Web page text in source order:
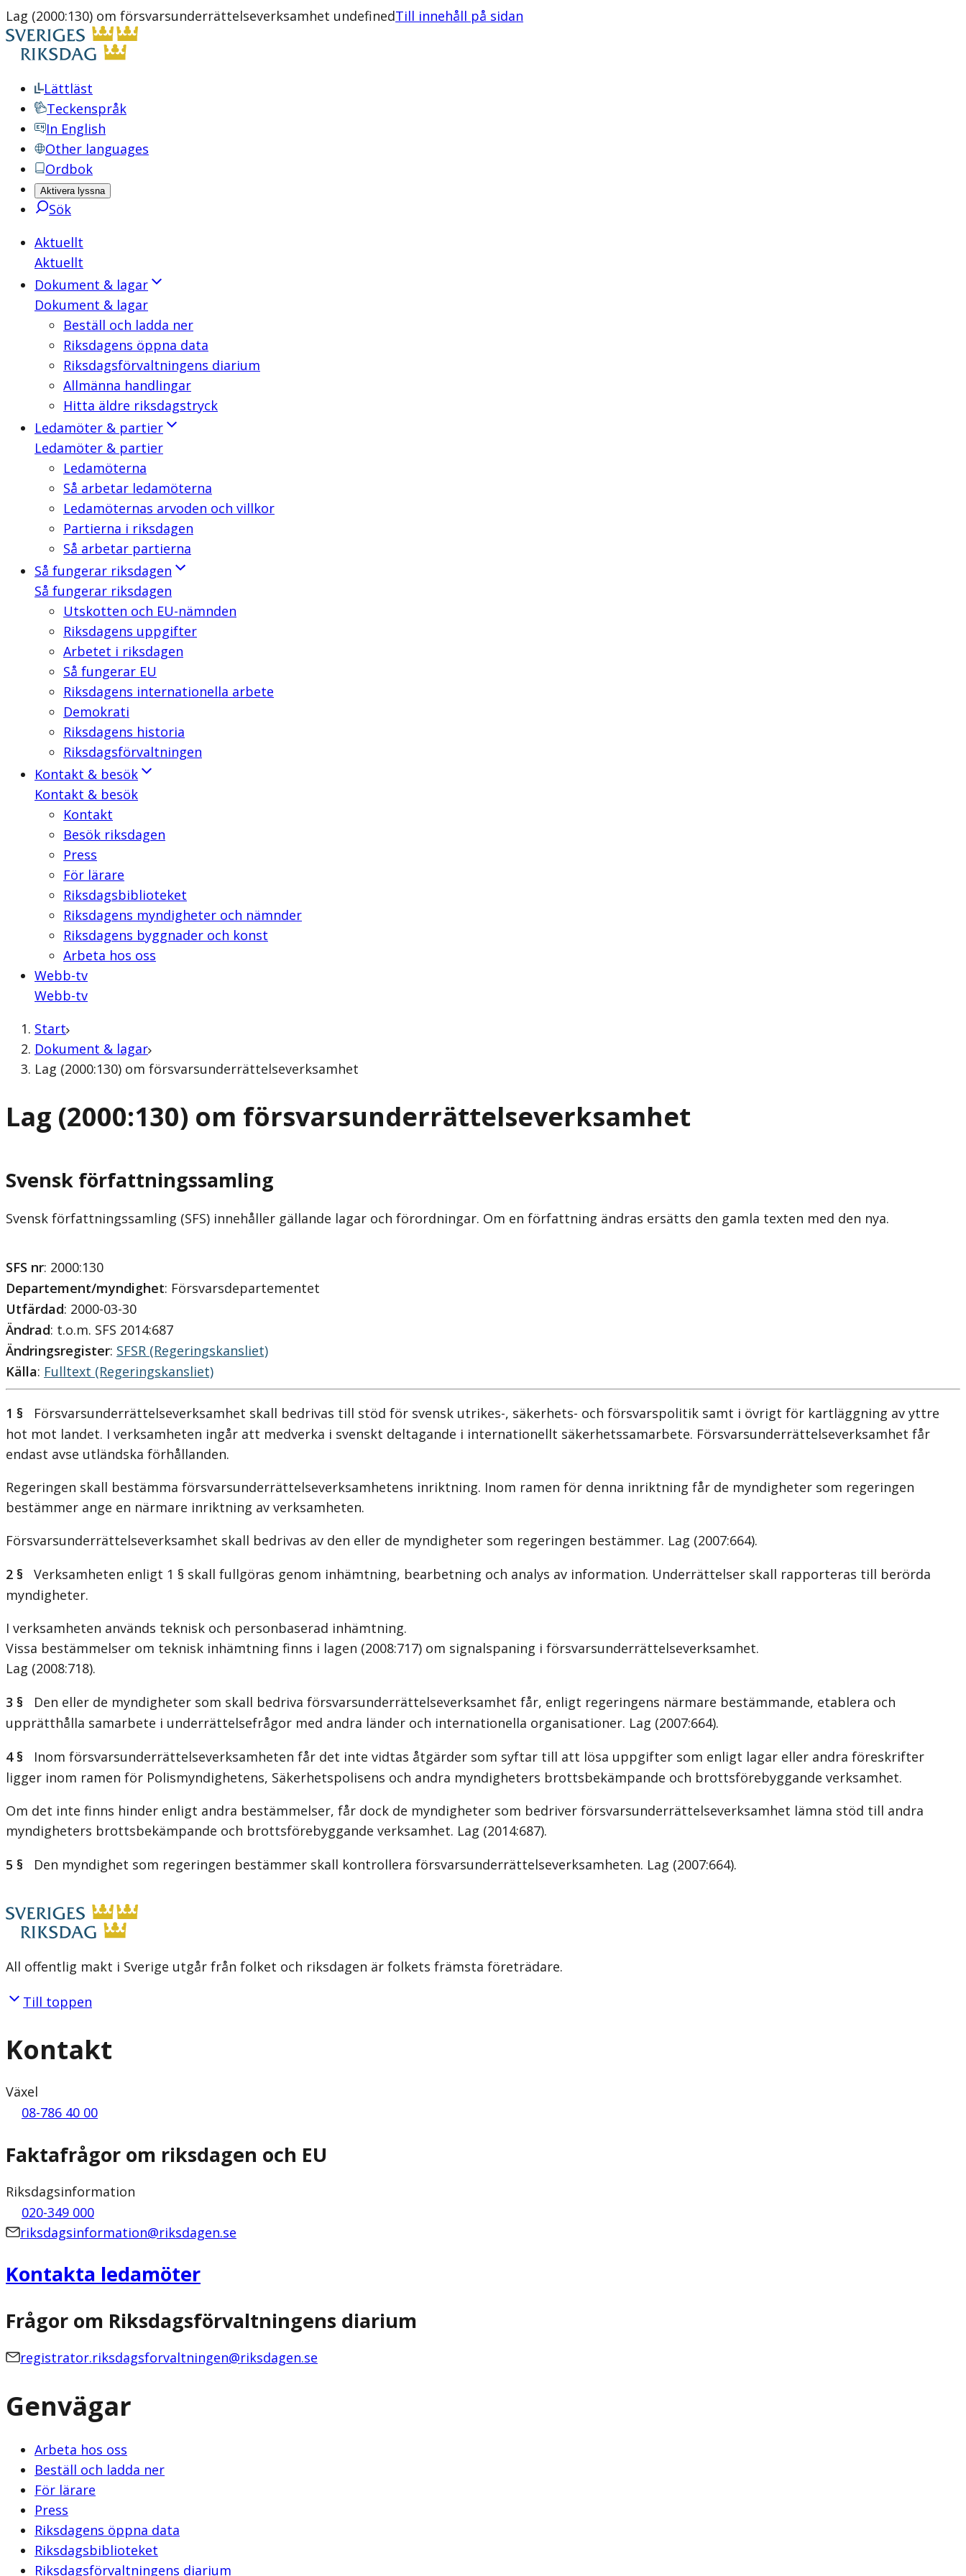
Lag (2000:130) om försvarsunderrättelseverksamhet undefinedTill innehåll på sidan
Lättläst
Teckenspråk
In English
Other languages
Ordbok
Aktivera lyssna
Sök
Aktuellt
Aktuellt
Dokument & lagar
Dokument & lagar
Beställ och ladda ner
Riksdagens öppna data
Riksdagsförvaltningens diarium
Allmänna handlingar
Hitta äldre riksdagstryck
Ledamöter & partier
Ledamöter & partier
Ledamöterna
Så arbetar ledamöterna
Ledamöternas arvoden och villkor
Partierna i riksdagen
Så arbetar partierna
Så fungerar riksdagen
Så fungerar riksdagen
Utskotten och EU-nämnden
Riksdagens uppgifter
Arbetet i riksdagen
Så fungerar EU
Riksdagens internationella arbete
Demokrati
Riksdagens historia
Riksdagsförvaltningen
Kontakt & besök
Kontakt & besök
Kontakt
Besök riksdagen
Press
För lärare
Riksdagsbiblioteket
Riksdagens myndigheter och nämnder
Riksdagens byggnader och konst
Arbeta hos oss
Webb-tv
Webb-tv
Start
Dokument & lagar
Lag (2000:130) om försvarsunderrättelseverksamhet
Lag (2000:130) om försvarsunderrättelseverksamhet
Svensk författningssamling
Svensk författningssamling (SFS) innehåller gällande lagar och förordningar. Om en författning ändras ersätts den gamla texten med den nya.
SFS nr: 2000:130
Departement/myndighet: Försvarsdepartementet
Utfärdad: 2000-03-30
Ändrad: t.o.m. SFS 2014:687
Ändringsregister: SFSR (Regeringskansliet)
Källa: Fulltext (Regeringskansliet)
1 § Försvarsunderrättelseverksamhet skall bedrivas till stöd för svensk utrikes-, säkerhets- och försvarspolitik samt i övrigt för kartläggning av yttre
hot mot landet. I verksamheten ingår att medverka i svenskt deltagande i internationellt säkerhetssamarbete. Försvarsunderrättelseverksamhet får
endast avse utländska förhållanden.
Regeringen skall bestämma försvarsunderrättelseverksamhetens inriktning. Inom ramen för denna inriktning får de myndigheter som regeringen
bestämmer ange en närmare inriktning av verksamheten.
Försvarsunderrättelseverksamhet skall bedrivas av den eller de myndigheter som regeringen bestämmer. Lag (2007:664).
2 § Verksamheten enligt 1 § skall fullgöras genom inhämtning, bearbetning och analys av information. Underrättelser skall rapporteras till berörda
myndigheter.
I verksamheten används teknisk och personbaserad inhämtning.
Vissa bestämmelser om teknisk inhämtning finns i lagen (2008:717) om signalspaning i försvarsunderrättelseverksamhet.
Lag (2008:718).
3 § Den eller de myndigheter som skall bedriva försvarsunderrättelseverksamhet får, enligt regeringens närmare bestämmande, etablera och
upprätthålla samarbete i underrättelsefrågor med andra länder och internationella organisationer. Lag (2007:664).
4 § Inom försvarsunderrättelseverksamheten får det inte vidtas åtgärder som syftar till att lösa uppgifter som enligt lagar eller andra föreskrifter
ligger inom ramen för Polismyndighetens, Säkerhetspolisens och andra myndigheters brottsbekämpande och brottsförebyggande verksamhet.
Om det inte finns hinder enligt andra bestämmelser, får dock de myndigheter som bedriver försvarsunderrättelseverksamhet lämna stöd till andra
myndigheters brottsbekämpande och brottsförebyggande verksamhet. Lag (2014:687).
5 § Den myndighet som regeringen bestämmer skall kontrollera försvarsunderrättelseverksamheten. Lag (2007:664).
All offentlig makt i Sverige utgår från folket och riksdagen är folkets främsta företrädare.
Till toppen
Kontakt
Växel
08-786 40 00
Faktafrågor om riksdagen och EU
Riksdagsinformation
020-349 000
riksdagsinformation@riksdagen.se
Kontakta ledamöter
Frågor om Riksdagsförvaltningens diarium
registrator.riksdagsforvaltningen@riksdagen.se
Genvägar
Arbeta hos oss
Beställ och ladda ner
För lärare
Press
Riksdagens öppna data
Riksdagsbiblioteket
Riksdagsförvaltningens diarium